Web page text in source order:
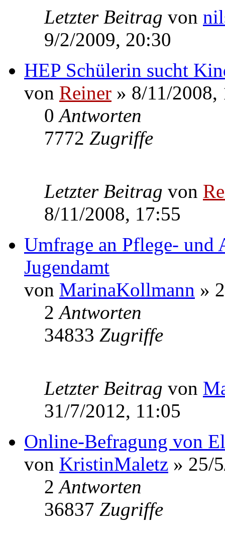
Letzter Beitrag von
9/2/2009, 20:30
HEP Schülerin sucht
von Reiner » 8/11/2008,
0Antworten
7772 Zugriffe
Letzter Beitrag von
8/11/2008, 17:55
Umfrage an Pflege- und
Jugendamt
von MarinaKollmann »
2Antworten
34833 Zugriffe
Letzter Beitrag von
31/7/2012, 11:05
Online-Befragung von
von KristinMaletz » 25/
2Antworten
36837 Zugriffe